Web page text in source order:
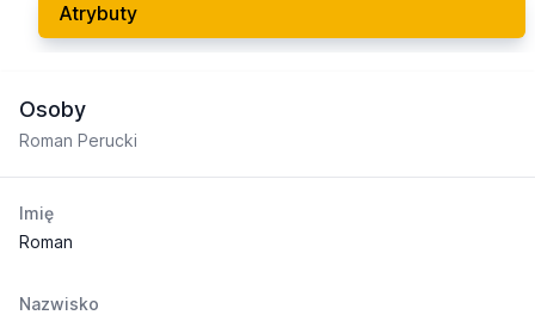
Atrybuty
Osoby
Roman Perucki
Imię
Roman
Nazwisko